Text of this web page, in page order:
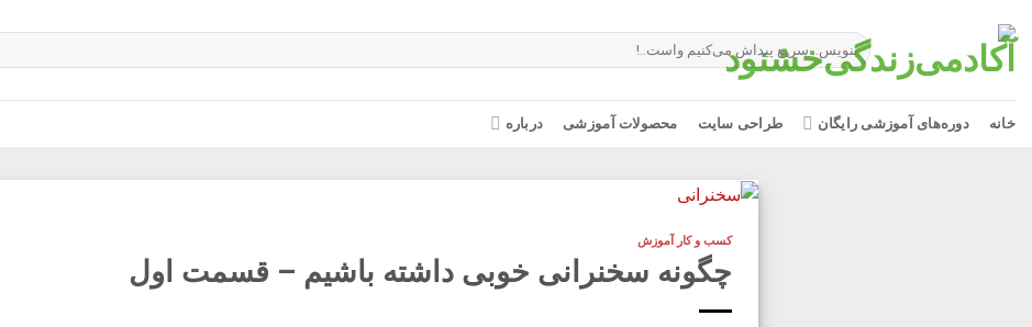
to
content
جستجو
برای:
خانه دوره‌های آموزشی رایگان طراحی سایت محصولات آموزشی درباره
کسب و کار آموزش
چگونه سخنرانی خوبی داشته باشیم – قسمت اول